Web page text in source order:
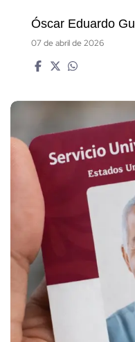
Óscar Eduardo
07 de abril de 2026